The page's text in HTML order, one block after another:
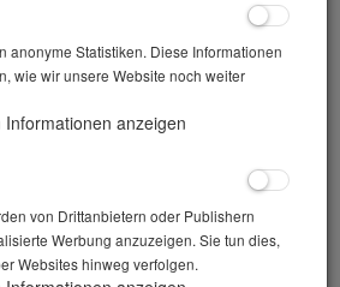
anonyme Statistiken. Diese Informationen
wie wir unsere Website noch weiter
Informationen anzeigen
von Drittanbietern oder Publishern
Werbung anzuzeigen. Sie tun dies,
Websites hinweg verfolgen.